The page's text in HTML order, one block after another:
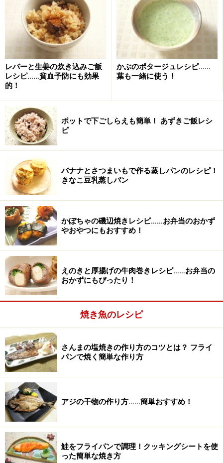
フライパンで鮭を焼く
フライパンにクッキングシートを敷く
フライパンの縁より少し出るくらいの大きさにクッキン
グシートを切り、フライパンに敷きます。
2
鮭の片面を焼く
盛り付けた時に表に来る方を下にしてフライパンに鮭を
おき、中火で3分ほど焼きます。
クッキングシートの端に火がつかないように、調理中は
目を離さないでください。
レバーと生姜の炊き込みご飯
レシピ……貧血予防にも効果
的！
かぶのポタージュレシピ……
葉も一緒に使う！
ポットで下ごしらえも簡単！ あずきご飯レシ
ピ
バナナとさつまいもで作る蒸しパンのレシピ！
きなこ豆乳蒸しパン
かぼちゃの磯辺焼きレシピ……お弁当のおかず
やおやつにもおすすめ！
えのきと厚揚げの牛肉巻きレシピ……お弁当の
おかずにもぴったり！
焼き魚のレシピ
さんまの塩焼きの作り方のコツとは？ フライ
パンで焼く簡単な作り方
アジの干物の作り方……簡単おすすめ！
鮭をフライパンで調理！クッキングシートを使
った簡単な焼き方